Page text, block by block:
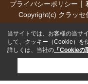
プライバシーポリシー
Copyright(c) クラッセ
当サイトでは、お客様の当サ
して、クッキー（Cookie）を
詳しくは、当社の 「Cookieの